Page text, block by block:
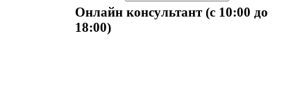
Онлайн консультант (с 10:00 до
18:00)